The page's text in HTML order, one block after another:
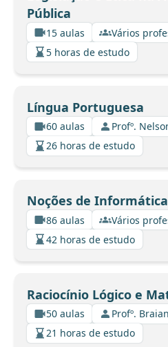
Pública
15 aulas
Vários
5 horas de estudo
Língua Portuguesa
60 aulas
Profº.
26 horas de estudo
Noções de Informática
86 aulas
Vários
42 horas de estudo
Raciocínio Lógico e
50 aulas
Profº.
21 horas de estudo